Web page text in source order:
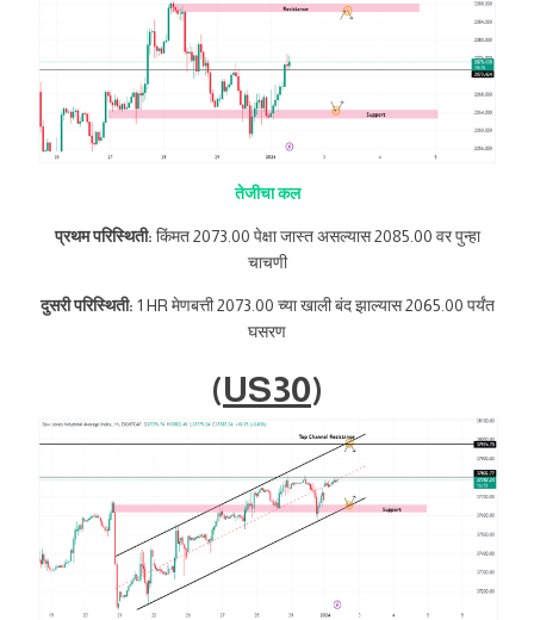
तेजीचा कल
प्रथम परिस्थिती: किंमत 2073.00 पेक्षा जास्त असल्यास 2085.00 वर पुन्हा
चाचणी
दुसरी परिस्थिती: 1 HR मेणबत्ती 2073.00 च्या खाली बंद झाल्यास 2065.00 पर्यंत
घसरण
(US30)